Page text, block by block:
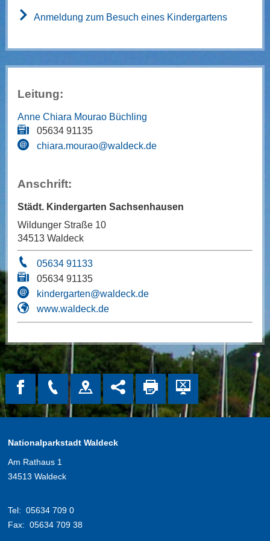
Anmeldung zum Besuch eines Kindergartens
Leitung:
Anne Chiara Mourao Büchling
05634 91135
chiara.mourao@waldeck.de
Anschrift:
Städt. Kindergarten Sachsenhausen
Wildunger Straße 10
34513 Waldeck
05634 91133
05634 91135
kindergarten@waldeck.de
www.waldeck.de
Nationalparkstadt Waldeck
Am Rathaus 1
34513 Waldeck
Tel: 05634 709 0
Fax: 05634 709 38